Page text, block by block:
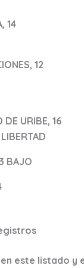
14
12
DE URIBE, 16
BAJO
este listado